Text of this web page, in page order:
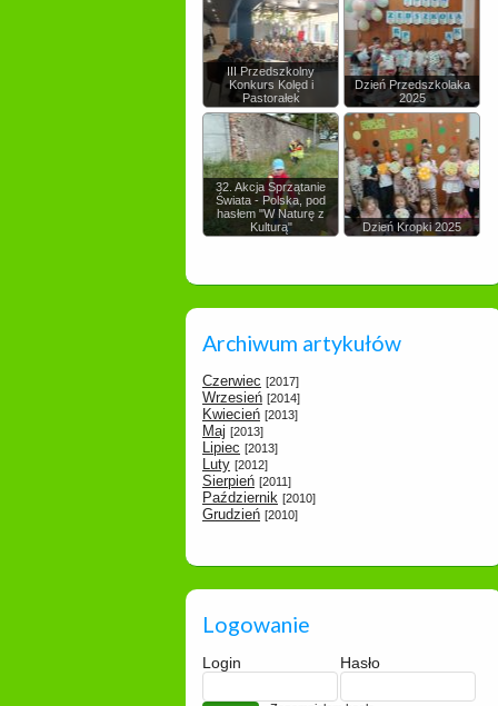
III Przedszkolny
Konkurs Kolęd i
Pastorałek
Dzień Przedszkolaka
2025
32. Akcja Sprzątanie
Świata - Polska, pod
hasłem "W Naturę z
Kulturą"
Dzień Kropki 2025
Archiwum artykułów
Czerwiec [2017]
Wrzesień [2014]
Kwiecień [2013]
Maj [2013]
Lipiec [2013]
Luty [2012]
Sierpień [2011]
Październik [2010]
Grudzień [2010]
Logowanie
Login Hasło